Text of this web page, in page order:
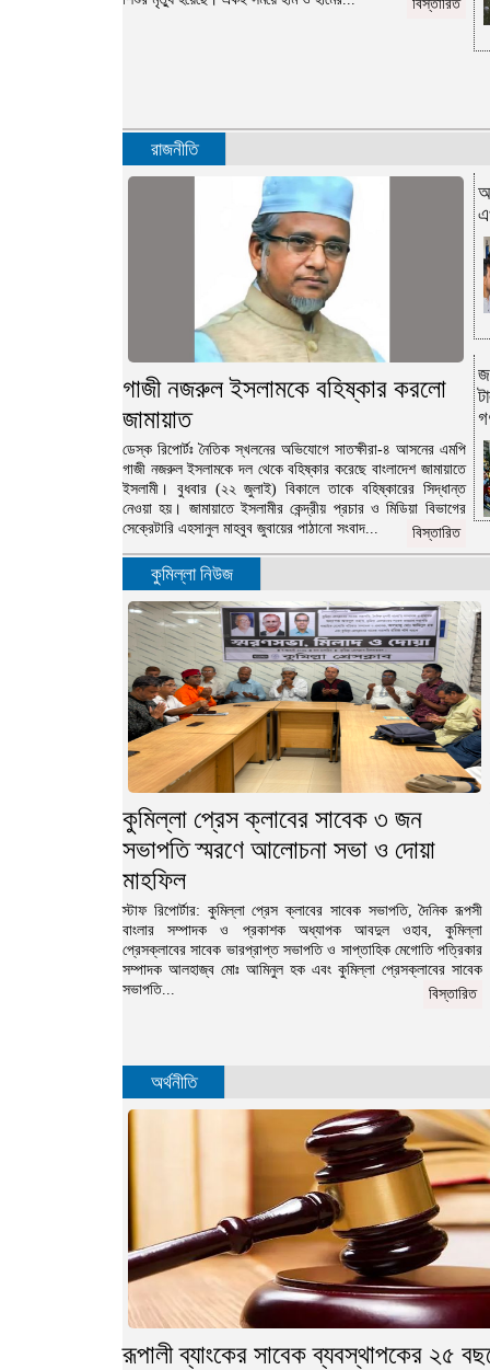
বিস্তারিত
রাজনীতি
গাজী নজরুল ইসলামকে বহিষ্কার করলো
জামায়াত
ডেস্ক রিপোর্টঃ নৈতিক স্খলনের অভিযোগে সাতক্ষীরা-৪ আসনের এমপি
গাজী নজরুল ইসলামকে দল থেকে বহিষ্কার করেছে বাংলাদেশ জামায়াতে
ইসলামী। বুধবার (২২ জুলাই) বিকালে তাকে বহিষ্কারের সিদ্ধান্ত
নেওয়া হয়। জামায়াতে ইসলামীর কেন্দ্রীয় প্রচার ও মিডিয়া বিভাগের
সেক্রেটারি এহসানুল মাহবুব জুবায়ের পাঠানো সংবাদ...
বিস্তারিত
কুমিল্লা নিউজ
কুমিল্লা প্রেস ক্লাবের সাবেক ৩ জন
সভাপতি স্মরণে আলোচনা সভা ও দোয়া
মাহফিল
স্টাফ রিপোর্টার: কুমিল্লা প্রেস ক্লাবের সাবেক সভাপতি, দৈনিক রূপসী
বাংলার সম্পাদক ও প্রকাশক অধ্যাপক আবদুল ওহাব, কুমিল্লা
প্রেসক্লাবের সাবেক ভারপ্রাপ্ত সভাপতি ও সাপ্তাহিক মেগোতি পত্রিকার
সম্পাদক আলহাজ্ব মোঃ আমিনুল হক এবং কুমিল্লা প্রেসক্লাবের সাবেক
সভাপতি...
বিস্তারিত
অর্থনীতি
রূপালী ব্যাংকের সাবেক ব্যবস্থাপকের ২৫